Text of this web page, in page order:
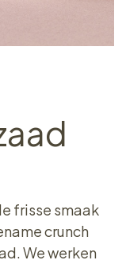
frisse smaak
crunch
We werken